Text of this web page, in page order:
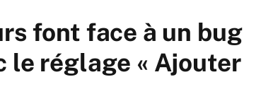
font face à un bug
le réglage « Ajouter